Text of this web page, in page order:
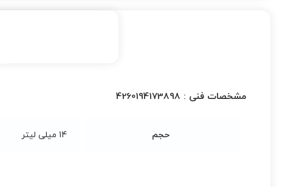
مشخصات فنی : 4260194173898
حجم 14 میلی لیتر